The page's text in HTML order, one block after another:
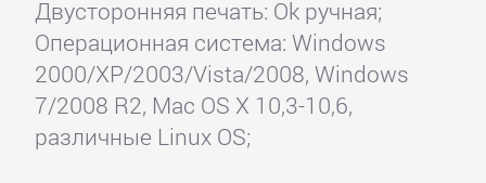
Двусторонняя печать: Ok ручная;
Операционная система: Windows
2000/XP/2003/Vista/2008, Windows
7/2008 R2, Mac OS X 10,3-10,6,
различные Linux OS;